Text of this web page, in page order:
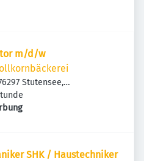
m/d/w
Stutensee,
SHK / Haustechniker